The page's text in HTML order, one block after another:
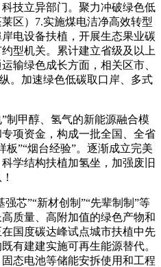
立异部门。聚力冲破绿色低
区）7.实施煤电洁净高效转型
电设备扶植，开展生态果业碳
型机关。累计建立省级及以上
输绿色成长方面，相关区市、
。加速绿色低碳取口岸、多式
甲醇、氢气的新能源融合模
项资金，构成一批全国、全省
”“烟台经验”。逐渐成立完美
学结构扶植加氢坐，加强废旧
芯”“新材创制”“先辈制制”等
质量、高附加值的绿色产物和
国度碳达峰试点城市扶植中先
有建建实施可再生能源替代。
态电池等储能安拆使用和工程